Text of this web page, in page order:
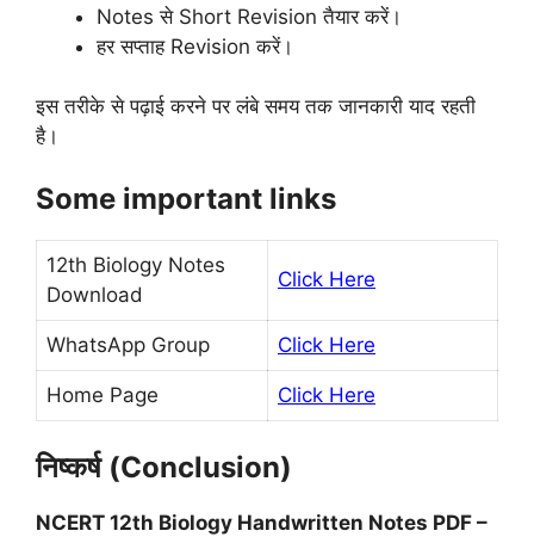
Notes से Short Revision तैयार करें।
हर सप्ताह Revision करें।
इस तरीके से पढ़ाई करने पर लंबे समय तक जानकारी याद रहती
है।
Some important links
12th Biology Notes
Download
Click Here
WhatsApp Group Click Here
Home Page Click Here
निष्कर्ष (Conclusion)
NCERT 12th Biology Handwritten Notes PDF –